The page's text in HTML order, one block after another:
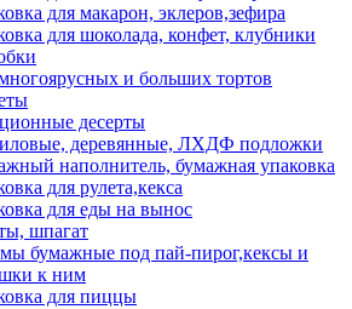
для макарон, эклеров,зефира
для шоколада, конфет, клубники
и больших тортов
десерты
деревянные, ЛХДФ подложки
наполнитель, бумажная упаковка
для рулета,кекса
для еды на вынос
шпагат
бумажные под пай-пирог,кексы и
к ним
для пиццы